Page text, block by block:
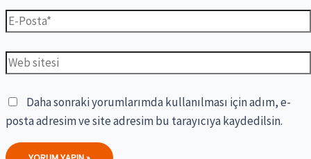
E-
Posta*
Web
sitesi
Daha sonraki yorumlarımda kullanılması için adım, e-
posta adresim ve site adresim bu tarayıcıya kaydedilsin.